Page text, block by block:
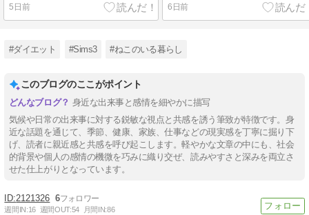
5日前 6日前
#ダイエット #Sims3 #ねこのいる暮らし
このブログのここがポイント
身近な出来事と感情を細やかに描写
気候や日常の出来事に対する鋭敏な視点と共感を誘う筆致が特徴です。身
近な話題を通じて、季節、健康、家族、仕事などの現実感を丁寧に掘り下
げ、読者に親近感と共感を呼び起こします。軽やかな文章の中にも、社会
的背景や個人の感情の機微を巧みに織り交ぜ、読みやすさと深みを両立さ
せた仕上がりとなっています。
2121326 6
週間IN:16 週間OUT:54 月間IN:86